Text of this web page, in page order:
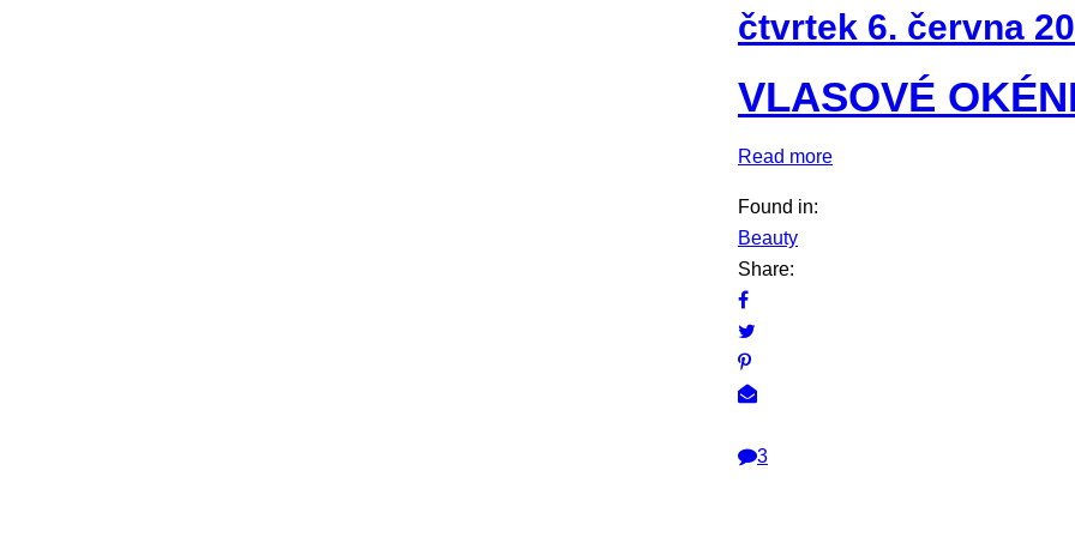
čtvrtek 6. června
VLASOVÉ
Read more
Found in:
Beauty
Share:
3